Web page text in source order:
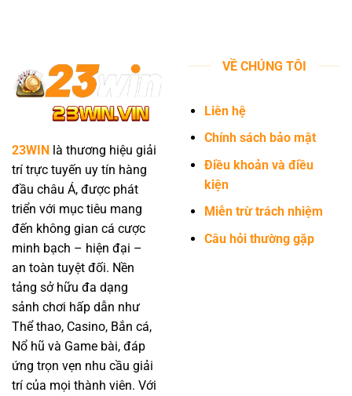
Cao
23WIN là thương hiệu giải
trí trực tuyến uy tín hàng
đầu châu Á, được phát
triển với mục tiêu mang
đến không gian cá cược
minh bạch – hiện đại –
an toàn tuyệt đối. Nền
tảng sở hữu đa dạng
sảnh chơi hấp dẫn như
Thể thao, Casino, Bắn cá,
Nổ hũ và Game bài, đáp
ứng trọn vẹn nhu cầu giải
trí của mọi thành viên. Với
VỀ CHÚNG TÔI
Liên hệ
Chính sách bảo mật
Điều khoản và điều
kiện
Miễn trừ trách nhiệm
Câu hỏi thường gặp